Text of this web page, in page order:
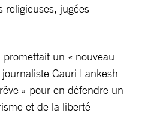
religieuses, jugées
un « nouveau
Gauri Lankesh
» pour en défendre un
et de la liberté